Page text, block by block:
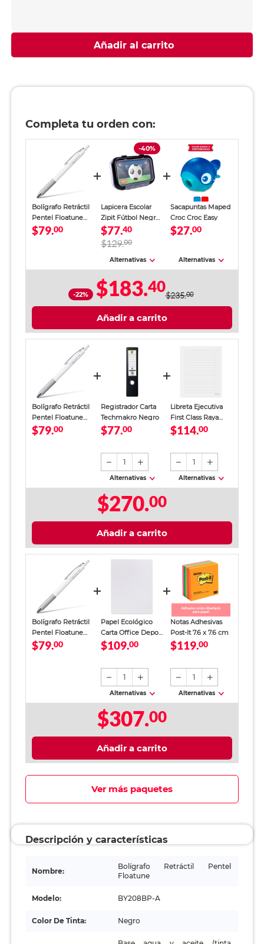
Añadir al carrito
Completa tu orden con:
Bolígrafo Retráctil
Pentel Floatune
Punto Mediano
$79.00
-40%
Lapicera Escolar
Zipit Fútbol Negra
Niño
$77.40
$129.00
Alternativas
Sacapuntas Maped
Croc Croc Easy
$27.00
Alternativas
-22% $183.40$235.00
Añadir a carrito
Bolígrafo Retráctil
Pentel Floatune
Punto Mediano
$79.00
Registrador Carta
Techmakro Negro
$77.00
1
Alternativas
Libreta Ejecutiva
First Class Raya
Nutria 100 Hojas
$114.00
1
Alternativas
$270.00
Añadir a carrito
Bolígrafo Retráctil
Pentel Floatune
Punto Mediano
$79.00
Papel Ecológico
Carta Office Depot
Paquete 500 hojas
$109.00
1
Alternativas
Notas Adhesivas
Post-It 7.6 x 7.6 cm
$119.00
1
Alternativas
$307.00
Añadir a carrito
Ver más paquetes
Descripción y características
Nombre:
Bolígrafo Retráctil Pentel
Floatune
Modelo: BY208BP-A
Color De Tinta: Negro